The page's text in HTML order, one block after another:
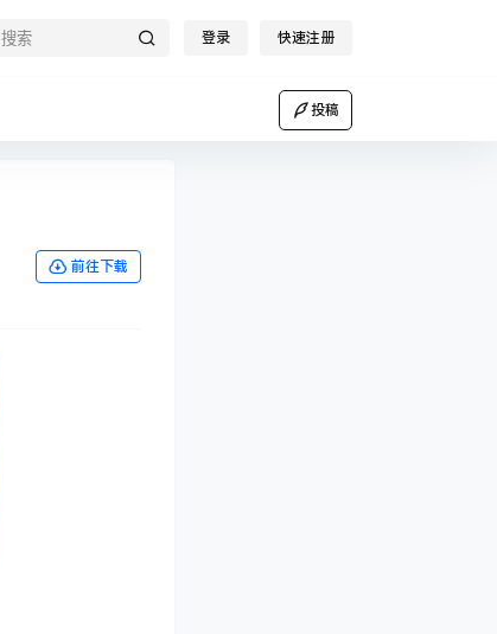
登录 快速注册
投稿
前往下载